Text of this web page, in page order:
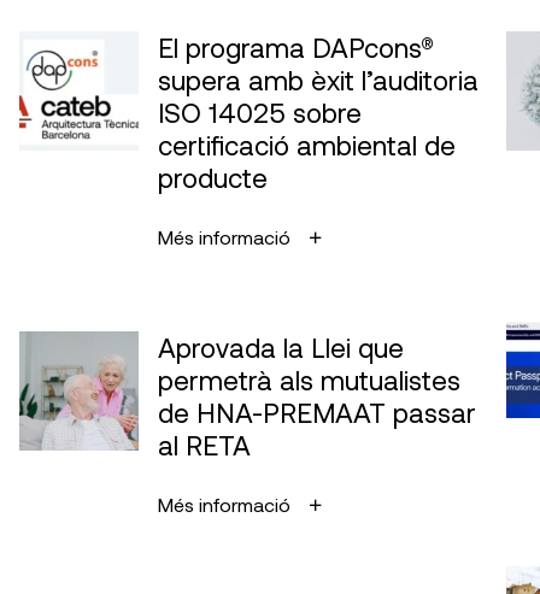
El programa DAPcons®
supera amb èxit l’auditoria
ISO 14025 sobre
certificació ambiental de
producte
Més informació
Aprovada la Llei que
permetrà als mutualistes
de HNA-PREMAAT passar
al RETA
Més informació